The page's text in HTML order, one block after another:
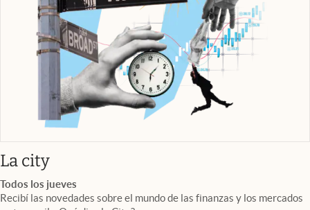
La cityabre en nueva pestaña
Todos los jueves
Recibí las novedades sobre el mundo de las finanzas y los mercados